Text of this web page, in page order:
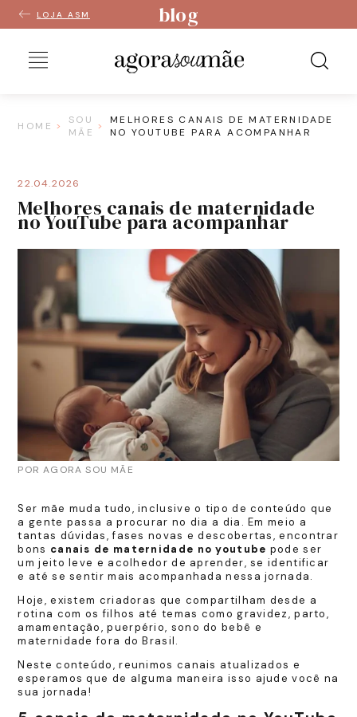
blog
LOJA ASM
HOME
SOU
MÃE
MELHORES CANAIS DE MATERNIDADE
NO YOUTUBE PARA ACOMPANHAR
22.04.2026
Melhores canais de maternidade
no YouTube para acompanhar
POR AGORA SOU MÃE
Ser mãe muda tudo, inclusive o tipo de conteúdo que
a gente passa a procurar no dia a dia. Em meio a
tantas dúvidas, fases novas e descobertas, encontrar
bons canais de maternidade no youtube pode ser
um jeito leve e acolhedor de aprender, se identificar
e até se sentir mais acompanhada nessa jornada.
Hoje, existem criadoras que compartilham desde a
rotina com os filhos até temas como gravidez, parto,
amamentação, puerpério, sono do bebê e
maternidade fora do Brasil.
Neste conteúdo, reunimos canais atualizados e
esperamos que de alguma maneira isso ajude você na
sua jornada!